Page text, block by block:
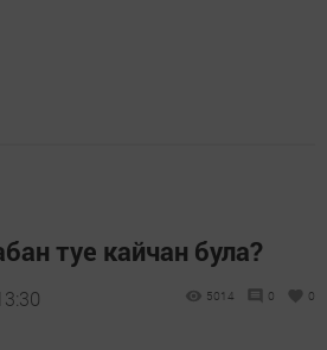
туе кайчан була?
5014 0 0